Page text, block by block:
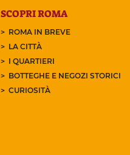
SCOPRI ROMA
ROMA IN BREVE
LA CITTÀ
I QUARTIERI
BOTTEGHE E NEGOZI STORICI
CURIOSITÀ